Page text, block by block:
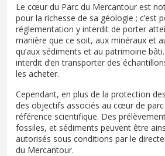
Le cœur du Parc du Mercantour est
pour la richesse de sa géologie ; c’est
réglementation y interdit de porter
manière que ce soit, aux minéraux et
qu’aux sédiments et au patrimoine
interdit d’en transporter des
les acheter.
Cependant, en plus de la protection
des objectifs associés au cœur de
référence scientifique. Des
fossiles, et sédiments peuvent être
autorisés sous conditions par le
du Mercantour.